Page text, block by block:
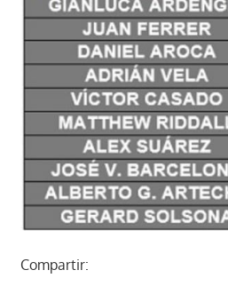
Compartir: